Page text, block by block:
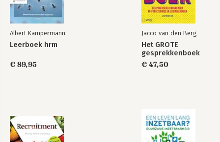
Albert Kampermann
Leerboek hrm
€ 89,95
Jacco van den Berg
Het GROTE
gesprekkenboek
€ 47,50